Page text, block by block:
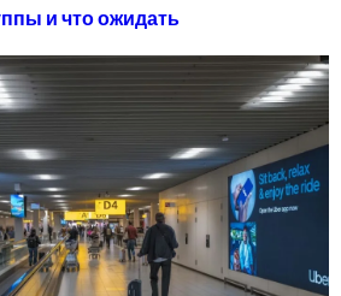
и что ожидать